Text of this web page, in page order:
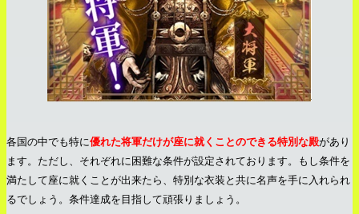
各国の中でも特に優れた将軍だけが座に就くことのできる特別な殿があり
ます。ただし、それぞれに困難な条件が設定されております。もし条件を
満たして座に就くことが出来たら、特別な衣装と共に名声を手に入れられ
るでしょう。条件達成を目指して頑張りましょう。